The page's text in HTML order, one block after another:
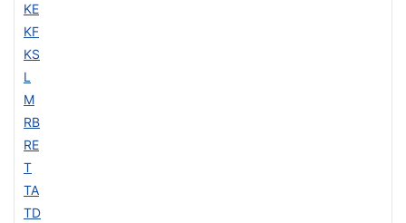
KE
KF
KS
L
M
RB
RE
T
TA
TD